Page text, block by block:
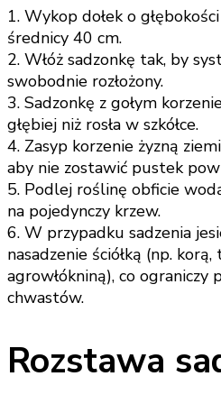
1. Wykop dołek o
średnicy 40 cm.
2. Włóż sadzonkę tak, by
swobodnie rozłożony.
3. Sadzonkę z gołym
głębiej niż rosła w szkółce.
4. Zasyp korzenie żyzną
aby nie zostawić pustek
5. Podlej roślinę obficie
na pojedynczy krzew.
6. W przypadku sadzenia
nasadzenie ściółką (np.
agrowłókniną), co ograniczy
chwastów.
Rozstawa